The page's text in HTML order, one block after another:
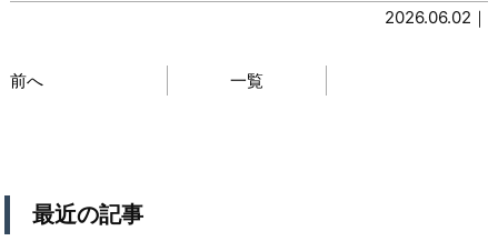
2026.06.02｜
前へ 一覧
最近の記事